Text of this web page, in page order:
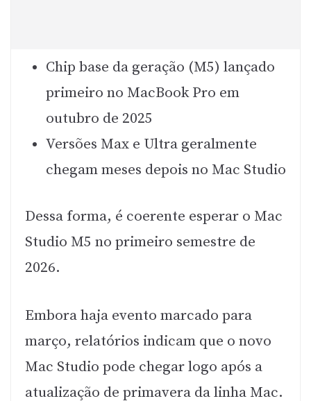
Chip base da geração (M5) lançado
primeiro no MacBook Pro em
outubro de 2025
Versões Max e Ultra geralmente
chegam meses depois no Mac Studio
Dessa forma, é coerente esperar o Mac
Studio M5 no primeiro semestre de
2026.
Embora haja evento marcado para
março, relatórios indicam que o novo
Mac Studio pode chegar logo após a
atualização de primavera da linha Mac.